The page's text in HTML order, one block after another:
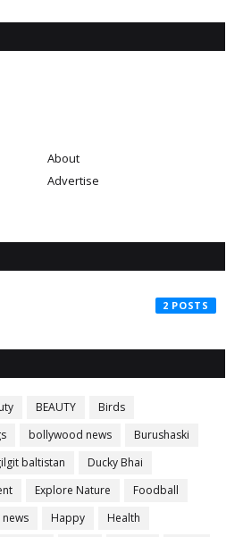
About
Advertise
2
BEAUTY
Birds
bollywood news
Burushaski
baltistan
Ducky Bhai
Explore Nature
Foodball
Happy
Health